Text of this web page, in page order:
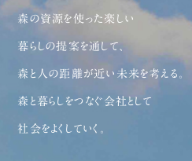
森の資源を使った楽しい
暮らしの提案を通して、
森と人の距離が近い未来を考える。
森と暮らしをつなぐ会社として
社会をよくしていく。